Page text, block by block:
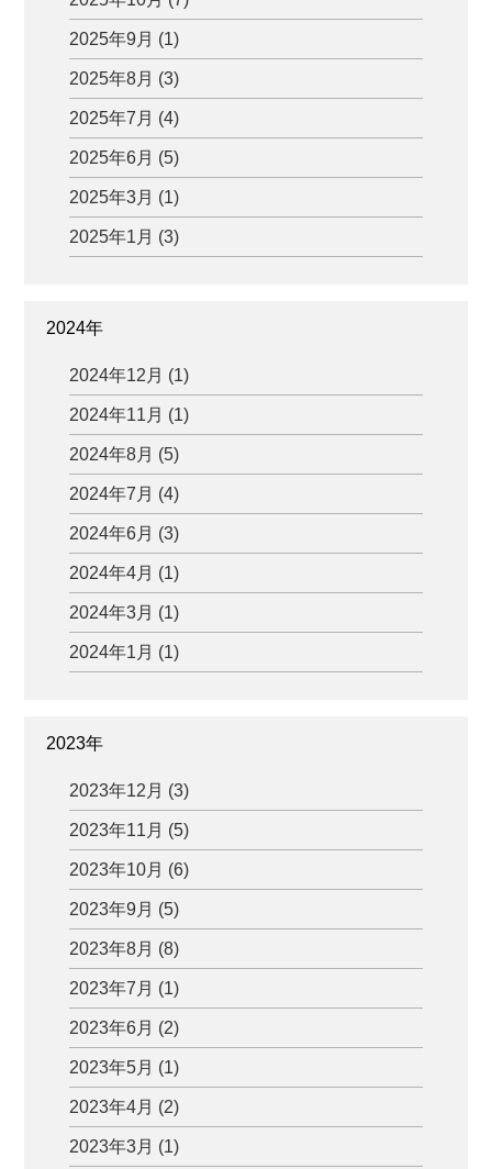
2025年9月 (1)
2025年8月 (3)
2025年7月 (4)
2025年6月 (5)
2025年3月 (1)
2025年1月 (3)
2024年
2024年12月 (1)
2024年11月 (1)
2024年8月 (5)
2024年7月 (4)
2024年6月 (3)
2024年4月 (1)
2024年3月 (1)
2024年1月 (1)
2023年
2023年12月 (3)
2023年11月 (5)
2023年10月 (6)
2023年9月 (5)
2023年8月 (8)
2023年7月 (1)
2023年6月 (2)
2023年5月 (1)
2023年4月 (2)
2023年3月 (1)